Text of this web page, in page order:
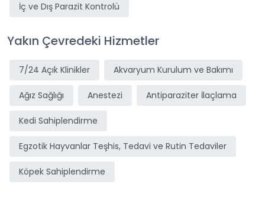
İç ve Dış Parazit Kontrolü
Yakın Çevredeki Hizmetler
7/24 Açık Klinikler Akvaryum Kurulum ve Bakımı
Ağız Sağlığı Anestezi Antiparaziter İlaçlama
Kedi Sahiplendirme
Egzotik Hayvanlar Teşhis, Tedavi ve Rutin Tedaviler
Köpek Sahiplendirme